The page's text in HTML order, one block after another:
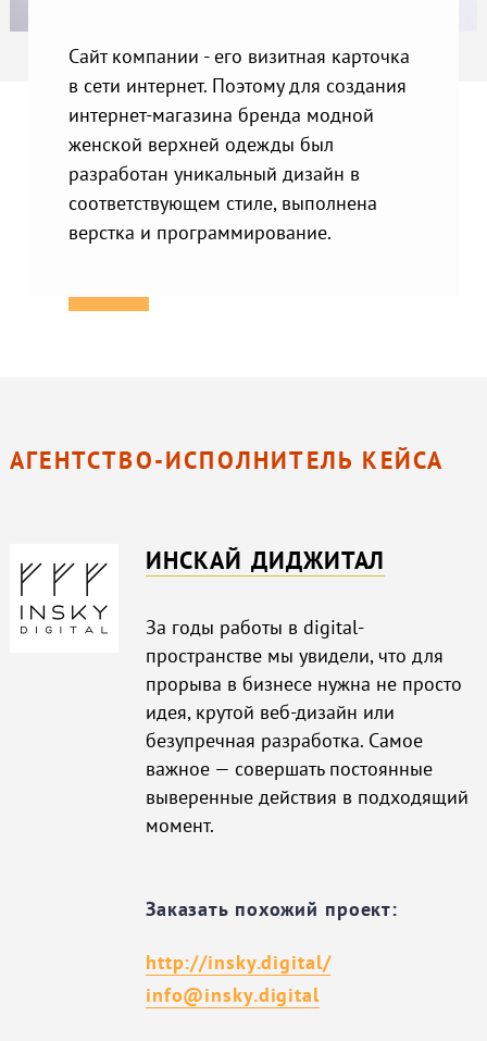
Сайт компании - его визитная карточка
в сети интернет. Поэтому для создания
интернет-магазина бренда модной
женской верхней одежды был
разработан уникальный дизайн в
соответствующем стиле, выполнена
верстка и программирование.
АГЕНТСТВО-ИСПОЛНИТЕЛЬ КЕЙСА
ИНСКАЙ ДИДЖИТАЛ
За годы работы в digital-
пространстве мы увидели, что для
прорыва в бизнесе нужна не просто
идея, крутой веб-дизайн или
безупречная разработка. Самое
важное — совершать постоянные
выверенные действия в подходящий
момент.
Заказать похожий проект:
http://insky.digital/
info@insky.digital